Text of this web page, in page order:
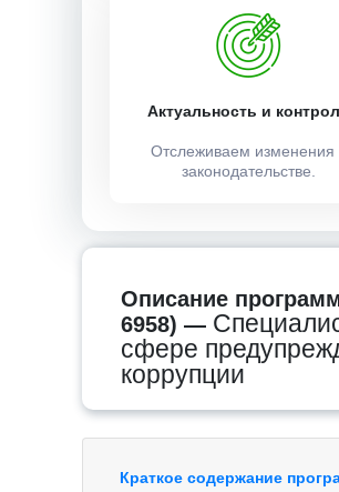
Актуальность и
Отслеживаем изменения
законодательстве.
Описание
6958) —
сфере
коррупции
Краткое содержание